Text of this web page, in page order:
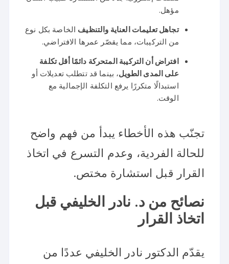
مؤهل.
تجاهل تعليمات العناية والتنظيف الخاصة بكل نوع
من التركيبات، مما يقصّر عمرها الافتراضي.
افتراض أن التركيبة المتحركة دائمًا أقل تكلفة
على المدى الطويل، بينما قد تتطلب تعديلات أو
استبدالًا متكررًا يرفع التكلفة الإجمالية مع
الوقت.
تجنّب هذه الأخطاء يبدأ من فهم واضح
للحالة الفردية، وعدم التسرع في اتخاذ
القرار قبل استشارة مختص.
نصائح من د. نادر الخليفي قبل
اتخاذ القرار
يقدّم الدكتور نادر الخليفي عددًا من